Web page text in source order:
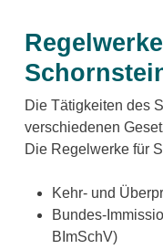
Die Tätigkeiten des
verschiedenen
Die Regelwerke für
Kehr- und
Bundes-
BImSchV)